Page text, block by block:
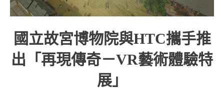
國立故宮博物院與HTC攜手推
出「再現傳奇－VR藝術體驗特
展」